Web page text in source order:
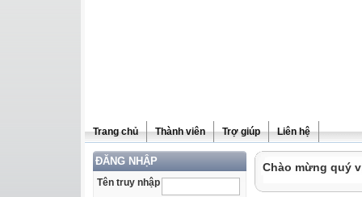
Trang chủ Thành viên Trợ giúp Liên hệ
ĐĂNG NHẬP
Tên truy nhập
Chào mừng quý